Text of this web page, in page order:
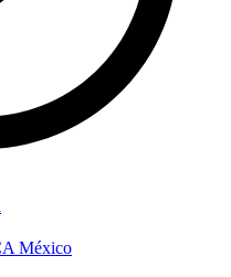
México